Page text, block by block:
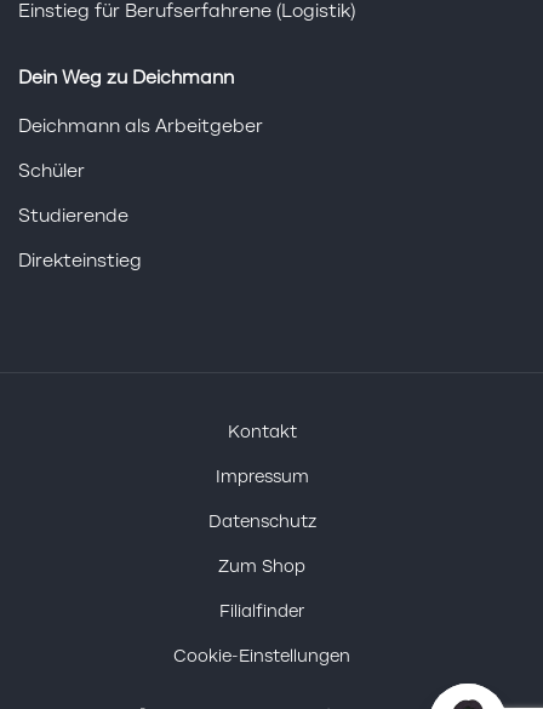
Einstieg für Berufserfahrene (Logistik)
Dein Weg zu Deichmann
Deichmann als Arbeitgeber
Schüler
Studierende
Direkteinstieg
Kontakt
Impressum
Datenschutz
Zum Shop
Filialfinder
Cookie-Einstellungen